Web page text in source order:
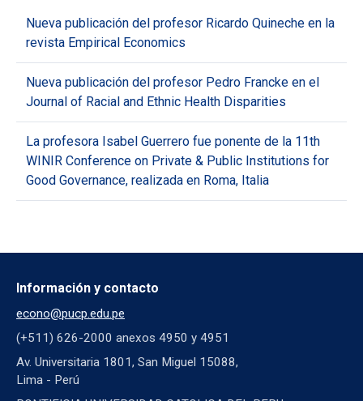
Nueva publicación del profesor Ricardo Quineche en la
revista Empirical Economics
Nueva publicación del profesor Pedro Francke en el
Journal of Racial and Ethnic Health Disparities
La profesora Isabel Guerrero fue ponente de la 11th
WINIR Conference on Private & Public Institutions for
Good Governance, realizada en Roma, Italia
Información y contacto
econo@pucp.edu.pe
(+511) 626-2000 anexos 4950 y 4951
Av. Universitaria 1801, San Miguel 15088,
Lima - Perú